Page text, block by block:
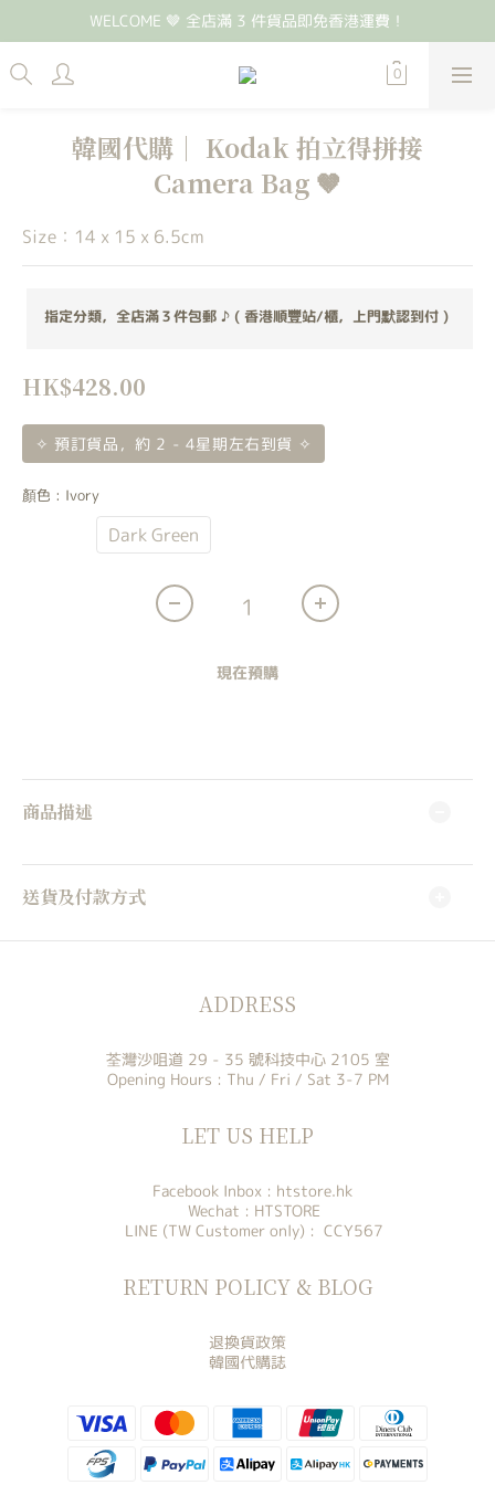
WELCOME 🤎 全店滿 3 件貨品即免香港運費！
韓國代購｜ Kodak 拍立得拼接
Camera Bag 🤎
Size：14 x 15 x 6.5cm
指定分類，全店滿３件包郵 ♪ ( 香港順豐站/櫃，上門默認到付 )
HK$428.00
✧ 預訂貨品，約 2 - 4星期左右到貨 ✧
顏色 : Ivory
Dark Green
現在預購
商品描述
送貨及付款方式
ADDRESS
荃灣沙咀道 29 - 35 號科技中心 2105 室
Opening Hours : Thu / Fri / Sat 3-7 PM
LET US HELP
Facebook Inbox : htstore.hk
Wechat : HTSTORE
LINE (TW Customer only) : CCY567
RETURN POLICY & BLOG
退換貨政策
韓國代購誌